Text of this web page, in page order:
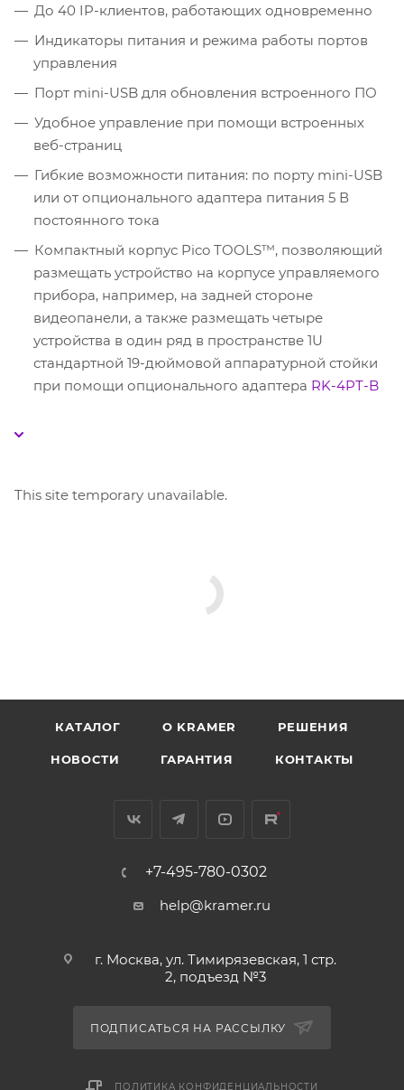
До 40 IP-клиентов, работающих одновременно
Индикаторы питания и режима работы портов
управления
Порт mini-USB для обновления встроенного ПО
Удобное управление при помощи встроенных
веб-страниц
Гибкие возможности питания: по порту mini-USB
или от опционального адаптера питания 5 В
постоянного тока
Компактный корпус Pico TOOLS™, позволяющий
размещать устройство на корпусе управляемого
прибора, например, на задней стороне
видеопанели, а также размещать четыре
устройства в один ряд в пространстве 1U
стандартной 19-дюймовой аппаратурной стойки
при помощи опционального адаптера RK-4PT-B
This site temporary unavailable.
КАТАЛОГ O KRAMER РЕШЕНИЯ
НОВОСТИ ГАРАНТИЯ КОНТАКТЫ
+7-495-780-0302
help@kramer.ru
г. Москва, ул. Тимирязевская, 1 стр.
2, подъезд №3
ПОДПИСАТЬСЯ НА РАССЫЛКУ
ПОЛИТИКА КОНФИДЕНЦИАЛЬНОСТИ